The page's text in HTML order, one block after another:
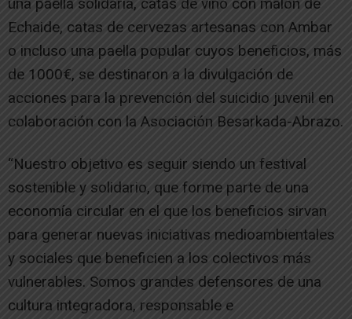
una paella solidaria, catas de vino con malón de
Echaide, catas de cervezas artesanas con Ambar
o incluso una paella popular cuyos beneficios, más
de 1000€, se destinaron a la divulgación de
acciones para la prevención del suicidio juvenil en
colaboración con la Asociación Besarkada-Abrazo.
“Nuestro objetivo es seguir siendo un festival
sostenible y solidario, que forme parte de una
economía circular en el que los beneficios sirvan
para generar nuevas iniciativas medioambientales
y sociales que beneficien a los colectivos más
vulnerables. Somos grandes defensores de una
cultura integradora, responsable e